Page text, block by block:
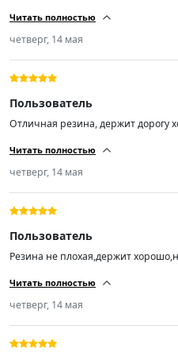
за эту цену огонь 🔥🔥🔥
Читать полностью
четверг, 14 мая
Пользователь
Отличная резина, держит дорогу
Читать полностью
четверг, 14 мая
Пользователь
Резина не плохая,держит
чувствуется,балансировку делали
Читать полностью
четверг, 14 мая